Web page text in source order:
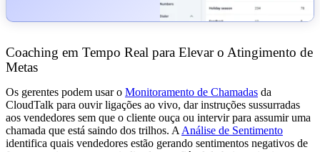
Coaching em Tempo Real para Elevar o Atingimento de
Metas
Os gerentes podem usar o Monitoramento de Chamadas da
CloudTalk para ouvir ligações ao vivo, dar instruções sussurradas
aos vendedores sem que o cliente ouça ou intervir para assumir uma
chamada que está saindo dos trilhos. A Análise de Sentimento
identifica quais vendedores estão gerando sentimentos negativos de